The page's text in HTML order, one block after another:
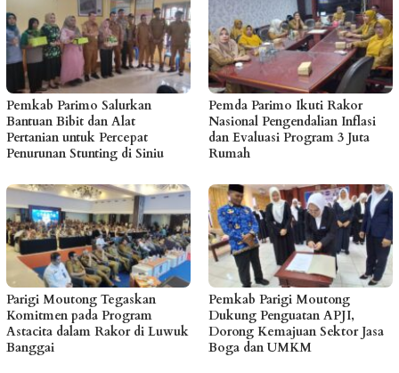
Pemkab Parimo Salurkan
Bantuan Bibit dan Alat
Pertanian untuk Percepat
Penurunan Stunting di Siniu
Pemda Parimo Ikuti Rakor
Nasional Pengendalian Inflasi
dan Evaluasi Program 3 Juta
Rumah
Parigi Moutong Tegaskan
Komitmen pada Program
Astacita dalam Rakor di Luwuk
Banggai
Pemkab Parigi Moutong
Dukung Penguatan APJI,
Dorong Kemajuan Sektor Jasa
Boga dan UMKM